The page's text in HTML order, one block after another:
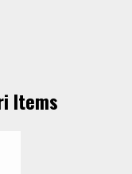
Items